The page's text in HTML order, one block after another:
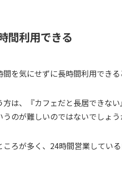
間利用できる
を気にせずに長時間利用できる
は、『カフェだと長居できな
のが難しいのではないでしょう
ろが多く、24時間営業してい